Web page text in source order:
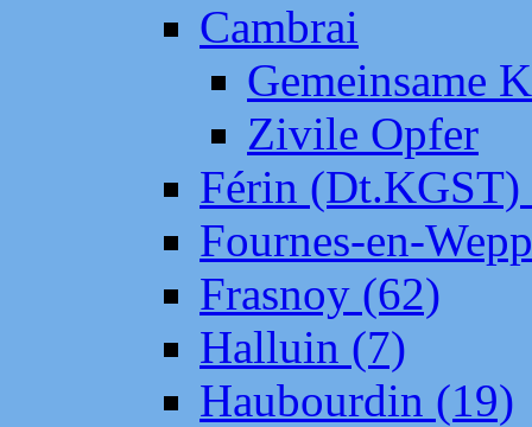
Cambrai
Gemeinsame
Zivile Opfer
Férin (Dt.KGST)
Fournes-en-
Frasnoy (62)
Halluin (7)
Haubourdin (19)